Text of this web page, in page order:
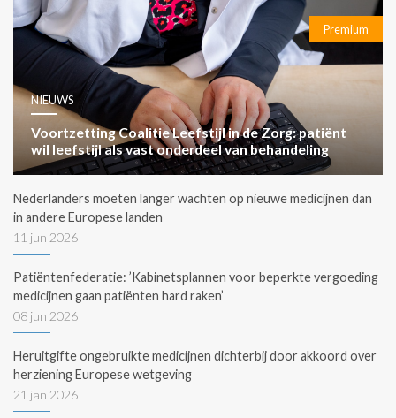
Premium
NIEUWS
Voortzetting Coalitie Leefstijl in de Zorg: patiënt
wil leefstijl als vast onderdeel van behandeling
Nederlanders moeten langer wachten op nieuwe medicijnen dan
in andere Europese landen
11 jun 2026
Patiëntenfederatie: ’Kabinetsplannen voor beperkte vergoeding
medicijnen gaan patiënten hard raken’
08 jun 2026
Heruitgifte ongebruikte medicijnen dichterbij door akkoord over
herziening Europese wetgeving
21 jan 2026